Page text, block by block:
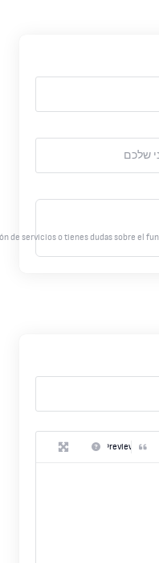
de servicios o tienes dudas sobre el
Preview